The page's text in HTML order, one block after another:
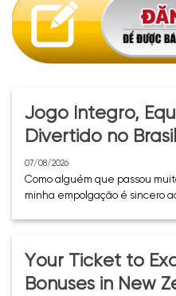
Jogo Íntegro,
Divertido no
Casino
07/08/2026
Como alguém que passou
minha empolgação é sincero
Your Ticket to
Bonuses in New